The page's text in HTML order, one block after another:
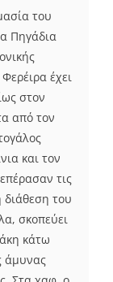
του
Πηγάδια
έχει
στον
από τον
και τον
τις
διάθεση του
σκοπεύει
κάτω
άμυνας